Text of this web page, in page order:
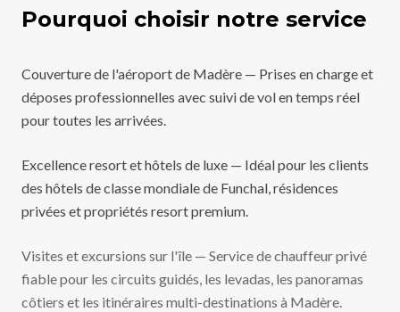
Pourquoi choisir notre service
Couverture de l'aéroport de Madère — Prises en charge et
déposes professionnelles avec suivi de vol en temps réel
pour toutes les arrivées.
Excellence resort et hôtels de luxe — Idéal pour les clients
des hôtels de classe mondiale de Funchal, résidences
privées et propriétés resort premium.
Visites et excursions sur l'île — Service de chauffeur privé
fiable pour les circuits guidés, les levadas, les panoramas
côtiers et les itinéraires multi-destinations à Madère.